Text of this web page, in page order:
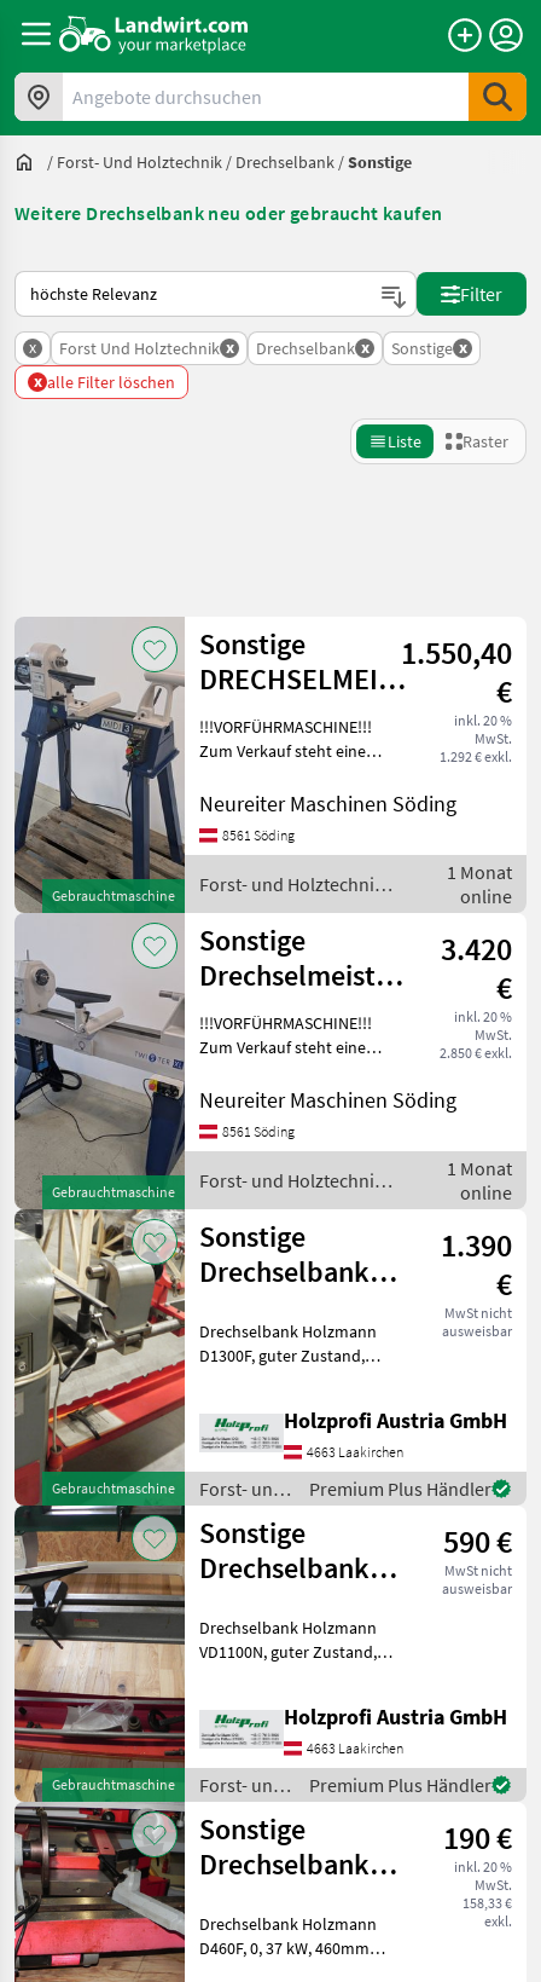
Angebote durchsuchen
/ Forst- Und Holztechnik / Drechselbank /Sonstige
Weitere Drechselbank neu oder gebraucht kaufen
So wird auf Landwirt.com sortiert
Filter
x Forst Und Holztechnik x Drechselbank x Sonstige x
x alle Filter löschen
Liste Raster
Kategorie 4 Land Filter
AKTUELLER
PFAD
Forsttechnik
Forst Und
Holztechnik
Drechselbank
WÄHLEN
Sonstige
Hager
Hans Schreiner
Holzprofi
MARKTPLATZ
Marktplatz Händlerangebote
Zurücksetzen
Ergebnisse
anzeigen
Gebrauchtmaschine
Sonstige
DRECHSELMEISTER
Drechselmaschine
MIDI 3
1.550,40
€
inkl. 20 %
MwSt.
1.292 € exkl.
!!!VORFÜHRMASCHINE!!!
Zum Verkauf steht eine
Drechselmaschine MIDI 3
ca. 400 mm. Die Maschine
Neureiter Maschinen Söding
8561 Söding
Forst- und Holztechnik /
Sonstige
1 Monat
online
Gebrauchtmaschine
Sonstige
Drechselmeister
Drechselmaschine
Twister XL
3.420
€
inkl. 20 %
MwSt.
2.850 € exkl.
!!!VORFÜHRMASCHINE!!!
Zum Verkauf steht eine
Drechselmaschine Twister
von ca. 800 mm. Die
gute
Neureiter Maschinen Söding
8561 Söding
Forst- und Holztechnik /
Sonstige
1 Monat
online
Gebrauchtmaschine
Sonstige
Drechselbank
D1300F
gebraucht
1.390
€
MwSt nicht
ausweisbar
Drechselbank Holzmann
D1300F, guter Zustand,
mm Spitzenhöhe, 180
kgPreisänderungen
vorbehalten, Irrtümer,
Druck-
Holzprofi Austria GmbH
4663 Laakirchen
Forst- und
Holztechnik
/ Sonstige
Premium Plus Händler
Gebrauchtmaschine
Sonstige
Drechselbank
VD1100N
gebraucht
590 €
MwSt nicht
ausweisbar
Drechselbank Holzmann
VD1100N, guter Zustand,
Spitzenhöhe, 100
kgPreisänderungen
vorbehalten, Irrtümer,
Druck-
Holzprofi Austria GmbH
4663 Laakirchen
Forst- und
Holztechnik
/ Sonstige
Premium Plus Händler
Sonstige
Drechselbank
gebraucht
190 €
inkl. 20 %
MwSt.
158,33 €
exkl.
Drechselbank Holzmann
D460F, 0, 37 kW, 460mm